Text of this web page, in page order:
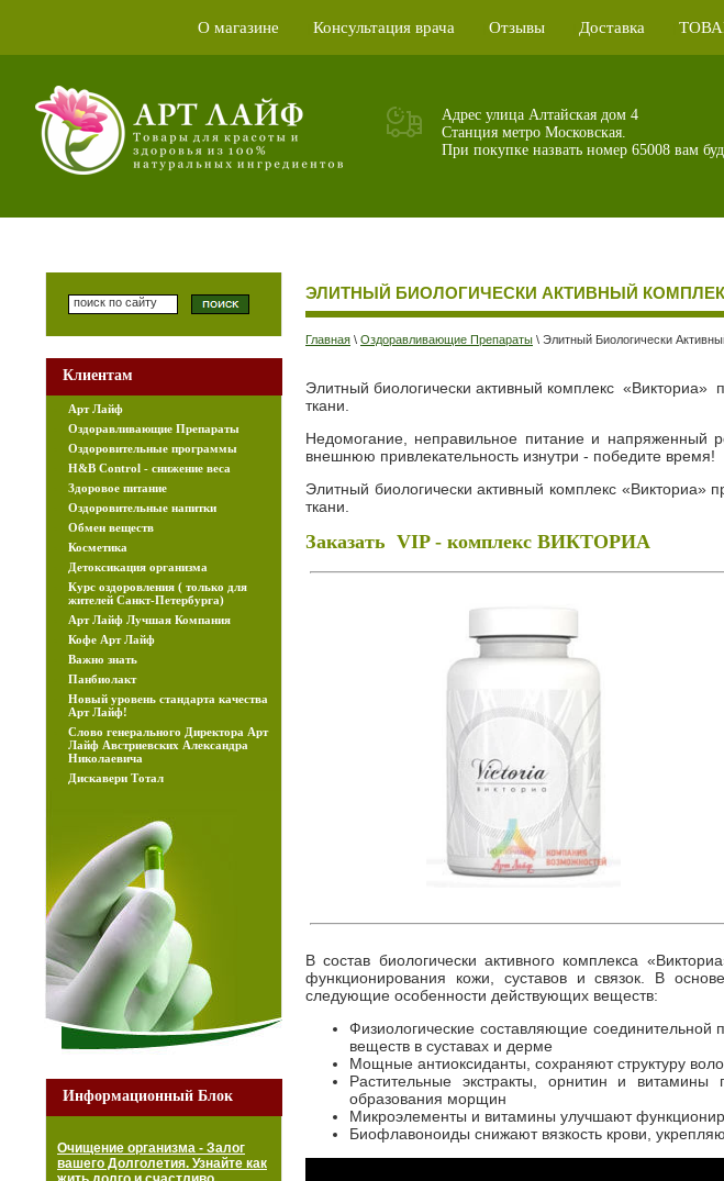
О магазине Консультация врача Отзывы Доставка
Адрес улица Алтайская дом 4
Станция метро Московская.
При покупке назвать номер 65008 вам
ЭЛИТНЫЙ БИОЛОГИЧЕСКИ АКТИВНЫЙ
Главная \ Оздоравливающие Препараты \ Элитный Биологически
Элитный биологически активный комплекс «Викториа»
ткани.
Недомогание, неправильное питание и напряженный
внешнюю привлекательность изнутри - победите время!
Элитный биологически активный комплекс «Викториа»
ткани.
Заказать VIP - комплекс ВИКТОРИА
В состав биологически активного комплекса
функционирования кожи, суставов и связок. В
следующие особенности действующих веществ:
Физиологические составляющие
веществ в суставах и дерме
Мощные антиоксиданты, сохраняют структуру
Растительные экстракты, орнитин и
образования морщин
Микроэлементы и витамины улучшают
Биофлавоноиды снижают вязкость крови,
Клиентам
Арт Лайф
Оздоравливающие Препараты
Оздоровительные программы
H&B Control - снижение веса
Здоровое питание
Оздоровительные напитки
Обмен веществ
Косметика
Детоксикация организма
Курс оздоровления ( только для
жителей Санкт-Петербурга)
Арт Лайф Лучшая Компания
Кофе Арт Лайф
Важно знать
Панбиолакт
Новый уровень стандартa качества
Арт Лайф!
Слово генерального Директора Арт
Лайф Австриевских Александра
Николаевича
Дискавери Тотал
Информационный Блок
Очищение организма - Залог
вашего Долголетия. Узнайте как